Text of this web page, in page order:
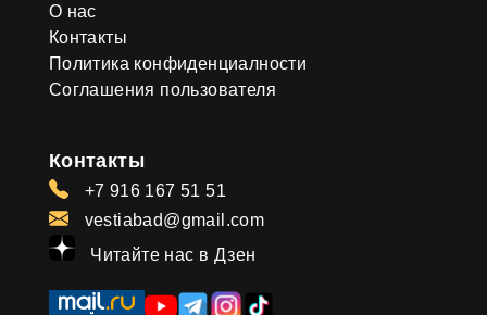
О нас
Контакты
Политика конфиденциалности
Соглашения пользователя
Контакты
+7 916 167 51 51
vestiabad@gmail.com
Читайте нас в Дзен